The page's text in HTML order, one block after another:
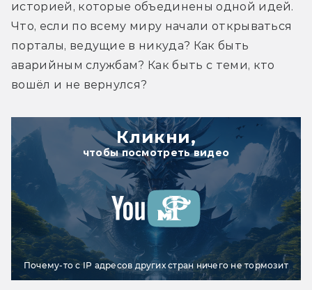
историей, которые объединены одной идей.
Что, если по всему миру начали открываться
порталы, ведущие в никуда? Как быть
аварийным службам? Как быть с теми, кто
вошёл и не вернулся?
Кликни,
чтобы посмотреть видео
Почему-то с IP адресов других стран ничего не тормозит